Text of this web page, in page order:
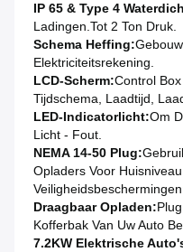
IP 65 & Type 4
Ladingen.tot 2 Ton Druk.
Schema Heffing:
Elektriciteitsrekening.
LCD-Scherm:Control
Tijdschema, Laadtijd,
LED-Indicatorlicht:Om
Licht - Fout.
NEMA 14-50 Plug:
Opladers Voor
Draagbaar Opladen:
Kofferbak Van Uw Auto
7.2KW Elektrische